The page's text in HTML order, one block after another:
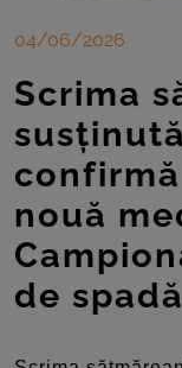
04/06/2026
Scrima
nouă
de spadă